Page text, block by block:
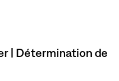
| Détermination de